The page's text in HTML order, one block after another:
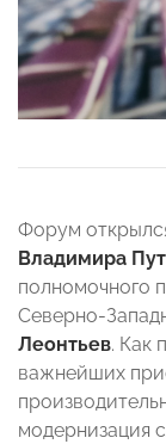
Форум
Владимира
полномочного
Северно-
Леонтьев. Как
важнейших
модернизация